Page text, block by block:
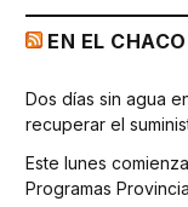
EN EL CHACO
Dos días sin agua
recuperar el
Este lunes
Programas